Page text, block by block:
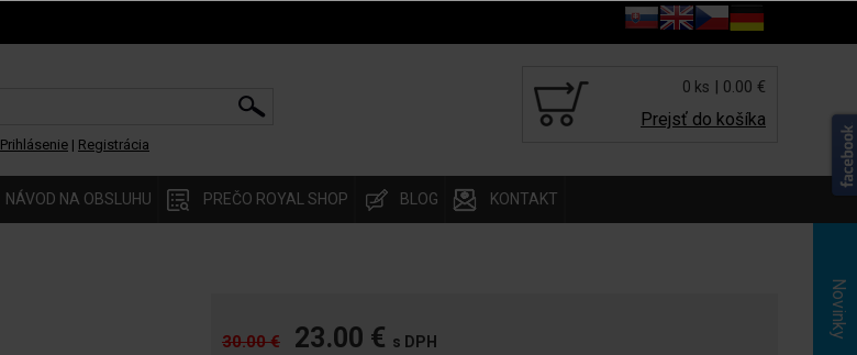
Novinky
0 ks | 0.00 €
Prejsť do košíka
Prihlásenie | Registrácia
NÁVOD NA OBSLUHU PREČO ROYAL SHOP BLOG KONTAKT
30.00 € 23.00 € s DPH